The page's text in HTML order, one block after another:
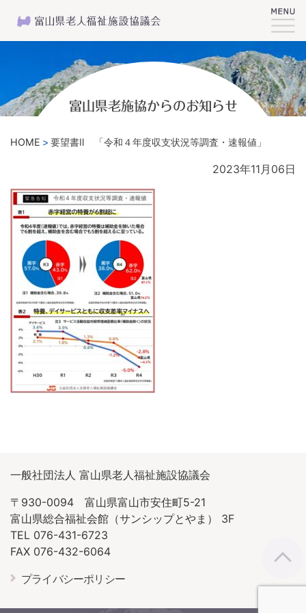
富山県老施協からのお知らせ
HOME 要望書Ⅱ 「令和４年度収支状況等調査・速報値」
2023年11月06日
一般社団法人 富山県老人福祉施設協議会
〒930-0094 富山県富山市安住町5-21
富山県総合福祉会館（サンシップとやま） 3F
TEL 076-431-6723
FAX 076-432-6064
プライバシーポリシー